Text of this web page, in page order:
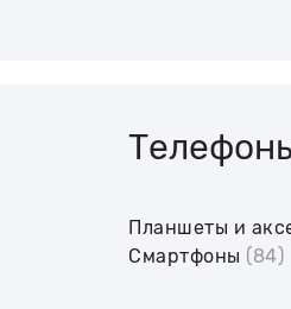
Планшеты и
Смартфоны (84)